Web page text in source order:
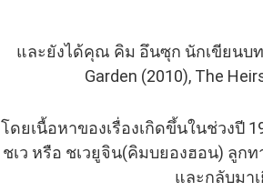
และยังได้คุณ คิม อึนซุก นักเขียนบ
Garden (2010), The
โดยเนื้อหาของเรื่องเกิดขึ้นในช่วงปี
ชเว หรือ ชเวยูจิน(คิมบยองฮอน) ลูก
และกลับมา